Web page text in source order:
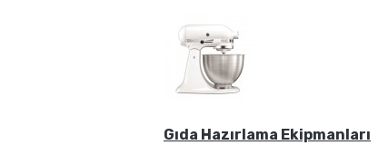
Gıda Hazırlama Ekipmanları